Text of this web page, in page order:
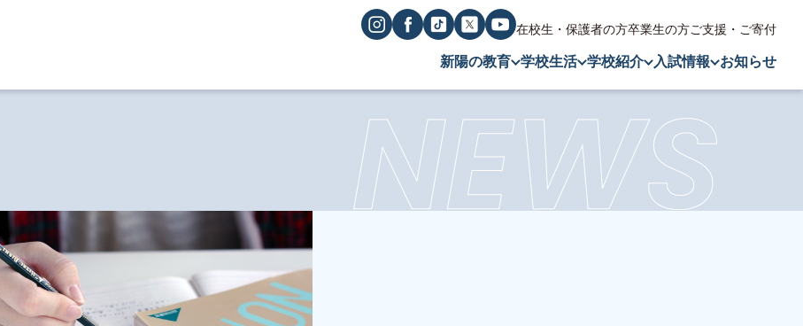
在校生・保護者の方卒業生の方ご支援・ご寄付
新陽の教育 学校生活 学校紹介 入試情報 お知らせ